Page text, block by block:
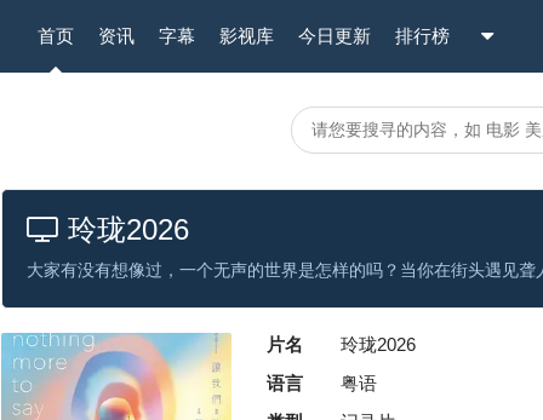
首页 资讯 字幕 影视库 今日更新 排行榜
玲珑2026
片名
玲珑2026
语言
粤语